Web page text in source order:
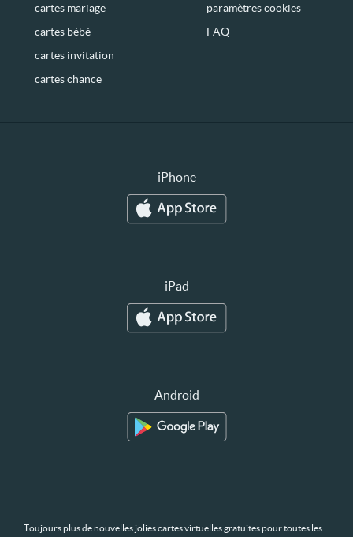
cartes mariage
cartes bébé
cartes invitation
cartes chance
paramètres cookies
FAQ
iPhone
iPad
Android
Toujours plus de nouvelles jolies cartes virtuelles gratuites pour toutes les